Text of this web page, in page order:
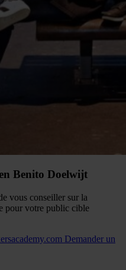
Benito Doelwijt
vous conseiller sur la
pour votre public cible
Demander un